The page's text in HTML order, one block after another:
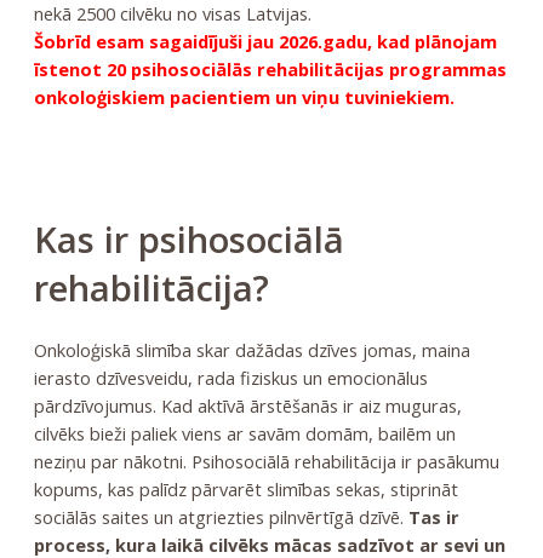
nekā 2500 cilvēku no visas Latvijas.
Šobrīd esam sagaidījuši jau 2026.gadu, kad plānojam
īstenot 20 psihosociālās rehabilitācijas programmas
onkoloģiskiem pacientiem un viņu tuviniekiem.
Kas ir psihosociālā
rehabilitācija?
Onkoloģiskā slimība skar dažādas dzīves jomas, maina
ierasto dzīvesveidu, rada fiziskus un emocionālus
pārdzīvojumus. Kad aktīvā ārstēšanās ir aiz muguras,
cilvēks bieži paliek viens ar savām domām, bailēm un
neziņu par nākotni. Psihosociālā rehabilitācija ir pasākumu
kopums, kas palīdz pārvarēt slimības sekas, stiprināt
sociālās saites un atgriezties pilnvērtīgā dzīvē. Tas ir
process, kura laikā cilvēks mācas sadzīvot ar sevi un